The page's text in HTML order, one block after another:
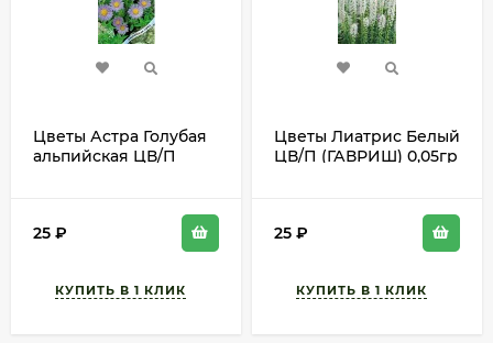
Цветы Астра Голубая
альпийская ЦВ/П
25 ₽
Цветы Лиатрис Белый
ЦВ/П (ГАВРИШ) 0,05гр
25 ₽